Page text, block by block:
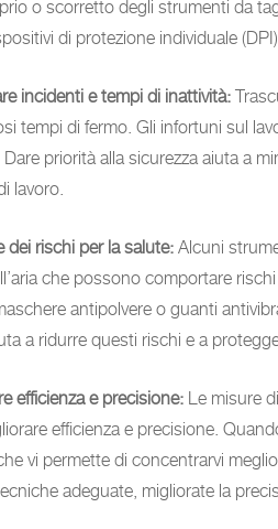
o scorretto degli strumenti da
di protezione individuale
incidenti e tempi di inattività:
tempi di fermo. Gli infortuni sul
priorità alla sicurezza aiuta a
lavoro.
dei rischi per la salute: Alcuni
che possono comportare
antipolvere o guanti
a ridurre questi rischi e a
efficienza e precisione: Le misure
efficienza e precisione.
vi permette di concentrarvi
adeguate, migliorate la